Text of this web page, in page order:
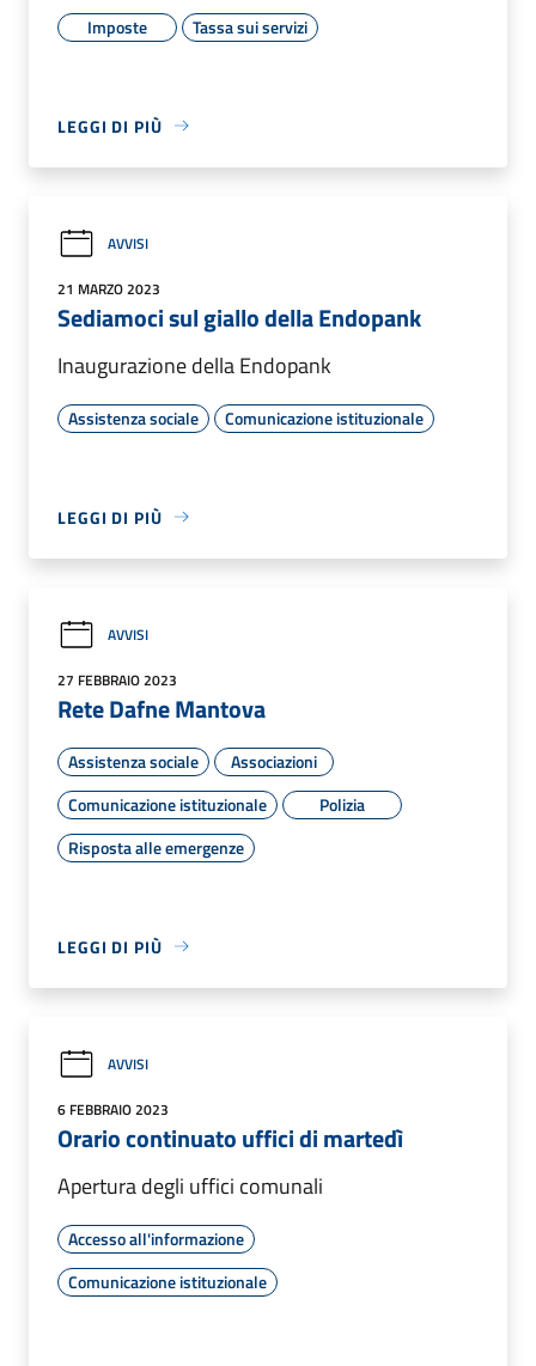
Imposte Tassa sui servizi
LEGGI DI PIÙ
AVVISI
21 MARZO 2023
Sediamoci sul giallo della Endopank
Inaugurazione della Endopank
Assistenza sociale Comunicazione istituzionale
LEGGI DI PIÙ
AVVISI
27 FEBBRAIO 2023
Rete Dafne Mantova
Assistenza sociale
Associazioni
Comunicazione istituzionale
Polizia
Risposta alle emergenze
LEGGI DI PIÙ
AVVISI
6 FEBBRAIO 2023
Orario continuato uffici di martedì
Apertura degli uffici comunali
Accesso all'informazione
Comunicazione istituzionale